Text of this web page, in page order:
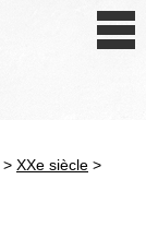
> XXe siècle >